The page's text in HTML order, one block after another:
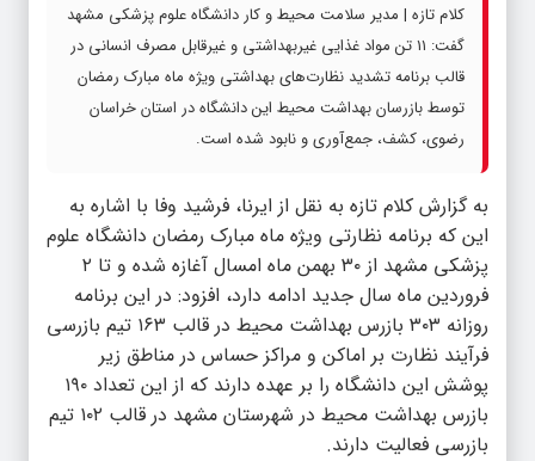
کلام تازه | مدیر سلامت محیط و کار دانشگاه علوم پزشکی مشهد
گفت: ۱۱ تن مواد غذایی غیربهداشتی و غیرقابل مصرف انسانی در
قالب برنامه تشدید نظارت‌های بهداشتی ویژه ماه مبارک رمضان
توسط بازرسان بهداشت محیط این دانشگاه در استان خراسان
رضوی، کشف، جمع‌آوری و نابود شده است.
به گزارش کلام تازه به نقل از ایرنا، فرشید وفا با اشاره به
این که برنامه نظارتی ویژه ماه مبارک رمضان دانشگاه علوم
پزشکی مشهد از ۳۰ بهمن ماه امسال آغازه شده و تا ۲
فروردین ماه سال جدید ادامه دارد، افزود: در این برنامه
روزانه ۳۰۳ بازرس بهداشت محیط در قالب ۱۶۳ تیم بازرسی
فرآیند نظارت بر اماکن و مراکز حساس در مناطق زیر
پوشش این دانشگاه را بر عهده دارند که از این تعداد ۱۹۰
بازرس بهداشت محیط در شهرستان مشهد در قالب ۱۰۲ تیم
بازرسی فعالیت دارند.